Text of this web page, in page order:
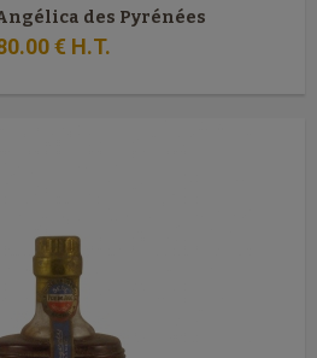
des Pyrénées
.00€ H.T.